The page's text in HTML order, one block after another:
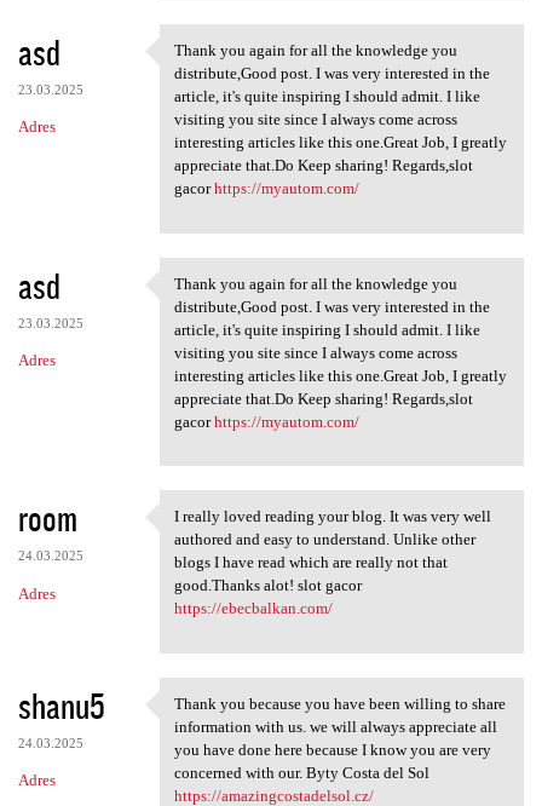
asd
23.03.2025
Adres
Thank you again for all the
Thank you again for all the knowledge you
distribute,Good post. I was very interested in the
article, it's quite inspiring I should admit. I like
visiting you site since I always come across
interesting articles like this one.Great Job, I greatly
appreciate that.Do Keep sharing! Regards,slot
gacorhttps://myautom.com/
asd
23.03.2025
Adres
Thank you again for all the
Thank you again for all the knowledge you
distribute,Good post. I was very interested in the
article, it's quite inspiring I should admit. I like
visiting you site since I always come across
interesting articles like this one.Great Job, I greatly
appreciate that.Do Keep sharing! Regards,slot
gacorhttps://myautom.com/
room
24.03.2025
Adres
I really loved reading your
I really loved reading your blog. It was very well
authored and easy to understand. Unlike other
blogs I have read which are really not that
good.Thanks alot! slot gacor
https://ebecbalkan.com/
shanu5
24.03.2025
Adres
Thank you because you have
Thank you because you have been willing to share
information with us. we will always appreciate all
you have done here because I know you are very
concerned with our. Byty Costa del Sol
https://amazingcostadelsol.cz/